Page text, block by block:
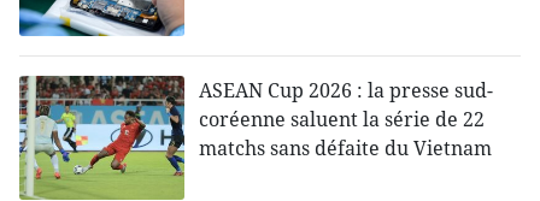
ASEAN Cup 2026 : la presse sud-
coréenne saluent la série de 22
matchs sans défaite du Vietnam